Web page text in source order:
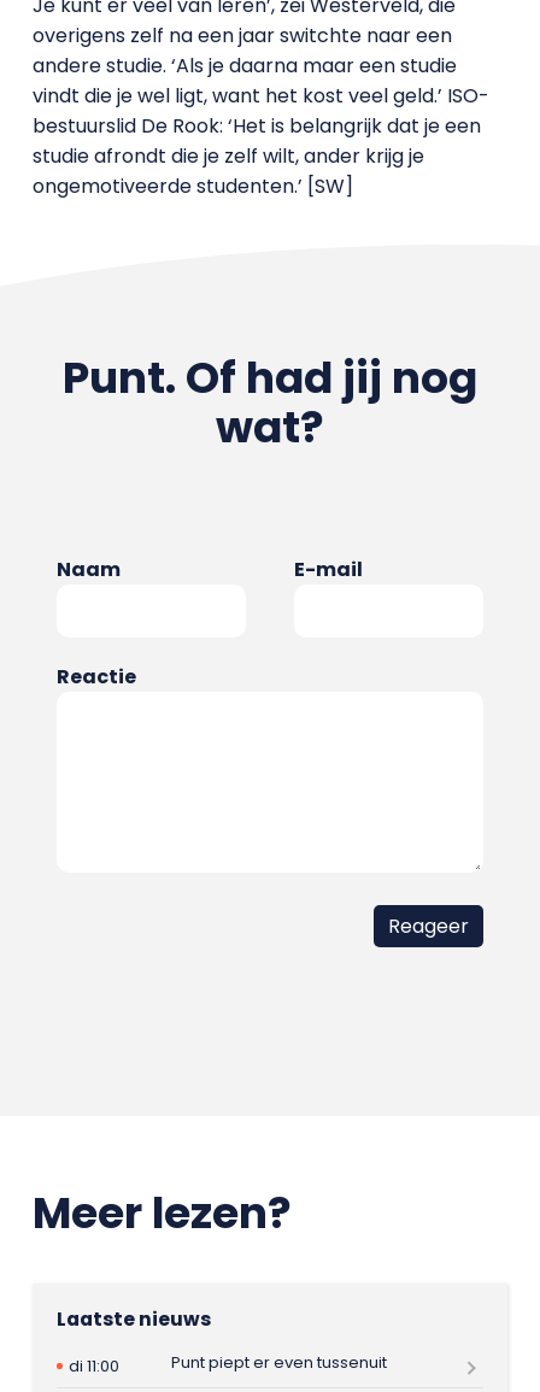
overigens zelf na een jaar switchte naar een
andere studie. ‘Als je daarna maar een studie
vindt die je wel ligt, want het kost veel geld.’ ISO-
bestuurslid De Rook: ‘Het is belangrijk dat je een
studie afrondt die je zelf wilt, ander krijg je
ongemotiveerde studenten.’ [SW]
Punt. Of had jij nog
wat?
Naam E-mail
Reactie
Meer lezen?
Laatste nieuws
di 11:00
Punt piept er even tussenuit